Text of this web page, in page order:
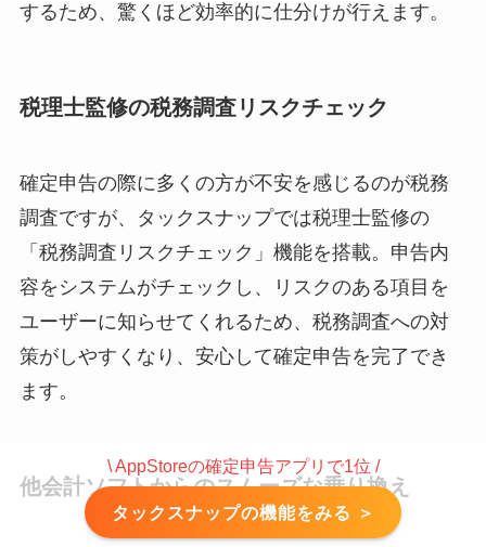
するため、驚くほど効率的に仕分けが行えます。
税理士監修の税務調査リスクチェック
確定申告の際に多くの方が不安を感じるのが税務
調査ですが、タックスナップでは税理士監修の
「税務調査リスクチェック」機能を搭載。申告内
容をシステムがチェックし、リスクのある項目を
ユーザーに知らせてくれるため、税務調査への対
策がしやすくなり、安心して確定申告を完了でき
ます。
他会計ソフトからのスムーズな乗り換え
\ AppStoreの確定申告アプリで1位 /
タックスナップの機能をみる ＞